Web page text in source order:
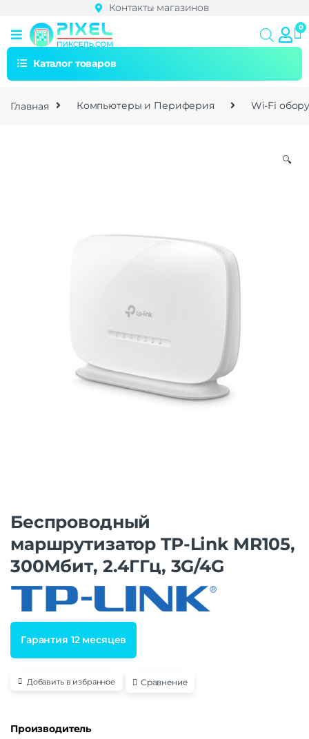
Контакты магазинов
Каталог товаров
Главная Компьютеры и Периферия Wi-Fi
🔍
Беспроводный
маршрутизатор TP-Link MR105,
300Мбит, 2.4ГГц, 3G/4G
Гарантия 12 месяцев
Добавить в избранное Сравнение
Производитель